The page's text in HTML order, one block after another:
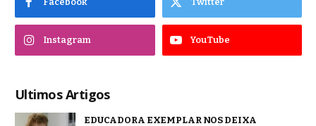
Instagram YouTube
Ultimos Artigos
EDUCADORA EXEMPLAR NOS DEIXA